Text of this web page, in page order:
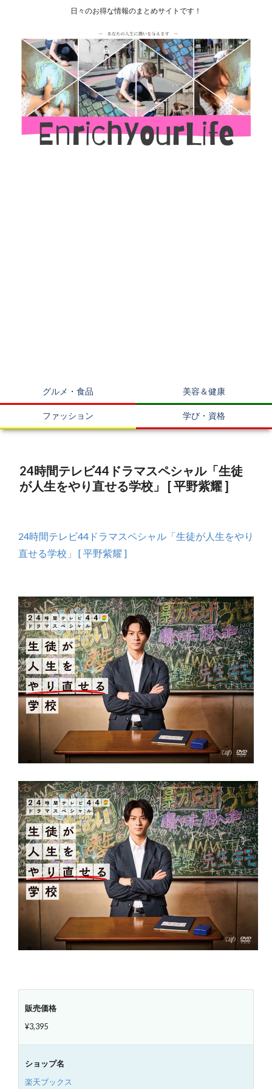
日々のお得な情報のまとめサイトです！
グルメ・食品 美容＆健康
ファッション 学び・資格
24時間テレビ44ドラマスペシャル「生徒
が人生をやり直せる学校」 [ 平野紫耀 ]
24時間テレビ44ドラマスペシャル「生徒が人生をやり
直せる学校」 [ 平野紫耀 ]
販売価格
¥3,395
ショップ名
楽天ブックス